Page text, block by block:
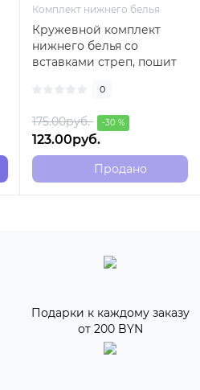
Комплект нижнего белья
Кружевной комплект
нижнего белья со
вставками стреп, пошит
Beauty Night. Комплект у..
0
175.00руб. -30 %
123.00руб.
Продано
Подарки к каждому заказу
от 200 BYN